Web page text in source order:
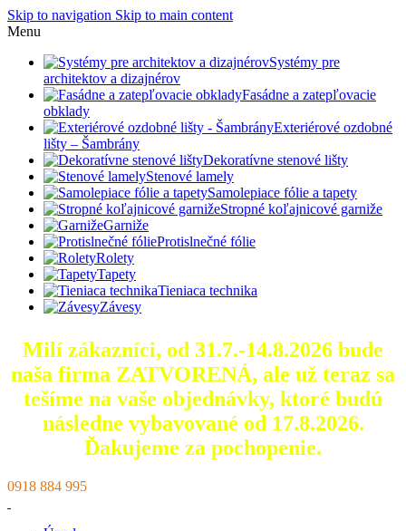
Skip to navigation Skip to main content
Menu
Systémy pre
architektov a dizajnérov
Fasádne a zatepľovacie
obklady
Exteriérové ozdobné
lišty – Šambrány
Dekoratívne stenové lišty
Stenové lamely
Samolepiace fólie a tapety
Stropné koľajnicové garniže
Garniže
Protislnečné fólie
Rolety
Tapety
Tieniaca technika
Závesy
Milí zákazníci, od 31.7.-14.8.2026 bude
naša firma ZATVORENÁ, ale už teraz sa
tešíme na vaše objednávky, ktoré budú
následne vybavované od 17.8.2026.
Ďakujeme za pochopenie.
0918 884 995